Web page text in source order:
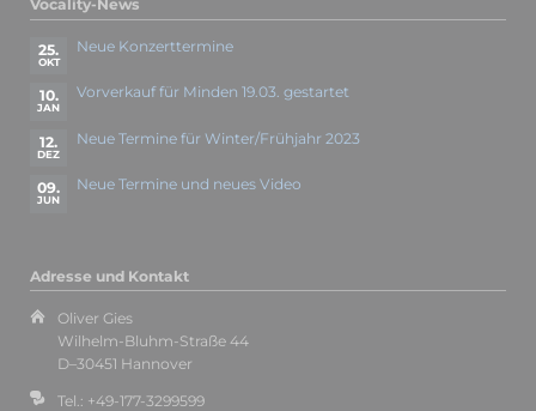
Vocality-News
25.
OKT
Neue Konzerttermine
10.
JAN
Vorverkauf für Minden 19.03. gestartet
12.
DEZ
Neue Termine für Winter/Frühjahr 2023
09.
JUN
Neue Termine und neues Video
Adresse und Kontakt
Oliver Gies
Wilhelm-Bluhm-Straße 44
D–30451 Hannover
Tel.: +49-177-3299599